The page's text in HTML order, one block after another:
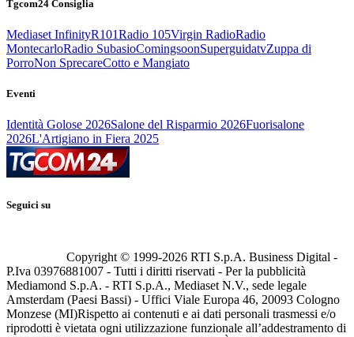
Tgcom24 Consiglia
Mediaset InfinityR101Radio 105Virgin RadioRadio
MontecarloRadio SubasioComingsoonSuperguidatvZuppa di
PorroNon SprecareCotto e Mangiato
Eventi
Identità Golose 2026Salone del Risparmio 2026Fuorisalone
2026L'Artigiano in Fiera 2025
Seguici su
Copyright © 1999-2026 RTI S.p.A. Business Digital -
P.Iva 03976881007 - Tutti i diritti riservati - Per la pubblicità
Mediamond S.p.A. - RTI S.p.A., Mediaset N.V., sede legale
Amsterdam (Paesi Bassi) - Uffici Viale Europa 46, 20093 Cologno
Monzese (MI)Rispetto ai contenuti e ai dati personali trasmessi e/o
riprodotti è vietata ogni utilizzazione funzionale all’addestramento di